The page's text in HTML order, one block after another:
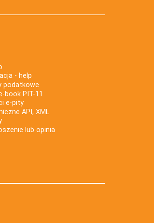
- help
podatkowe
book PIT-11
e-pity
API, XML
lub opinia